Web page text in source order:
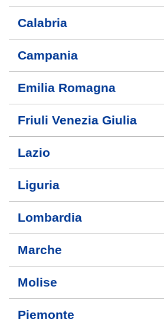
Calabria
Campania
Emilia Romagna
Friuli Venezia Giulia
Lazio
Liguria
Lombardia
Marche
Molise
Piemonte